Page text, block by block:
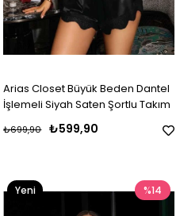
Arias Closet Büyük Beden Dantel
İşlemeli Siyah Saten Şortlu Takım
₺599,90
₺699,90
%14
Yeni